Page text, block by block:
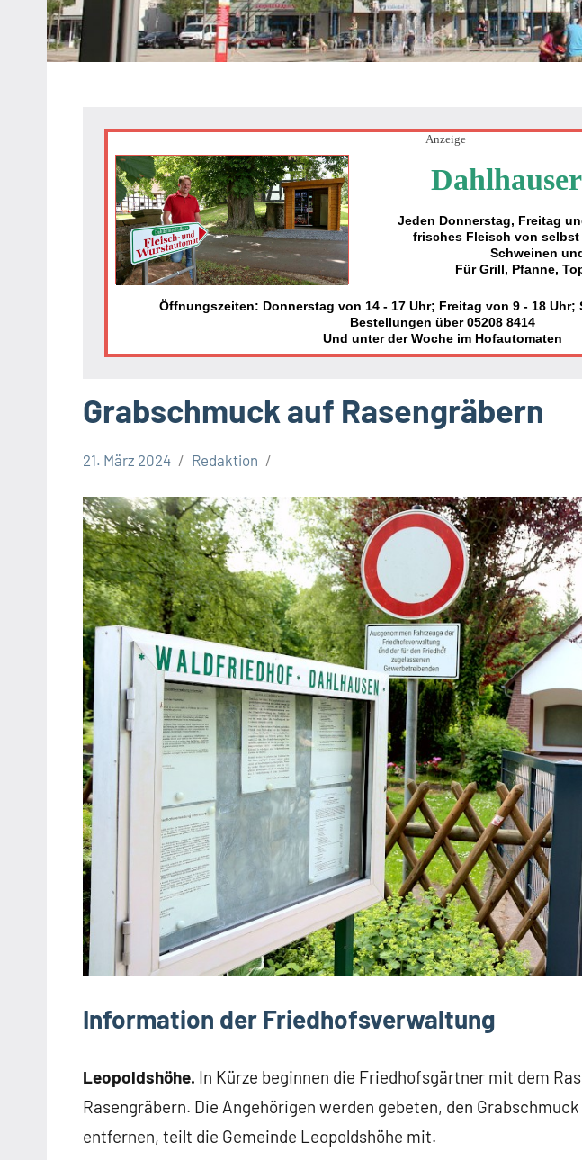
Heipke,
Leopoldshöhe,
Anzeige
Jeden Donnerstag, Freitag
frisches Fleisch von
Schweinen
Für Grill, Pfanne,
Öffnungszeiten: Donnerstag von 14 - 17 Uhr; Freitag von 9 - 18 Uhr;
Bestellungen über 05208 8414
Und unter der Woche im Hofautomaten
Grabschmuck auf Rasengräbern
Leopoldshöhe
21. März 2024 Redaktion
Information der Friedhofsverwaltung
Leopoldshöhe. In Kürze beginnen die Friedhofsgärtner mit dem
Rasengräbern. Die Angehörigen werden gebeten, den
entfernen, teilt die Gemeinde Leopoldshöhe mit.